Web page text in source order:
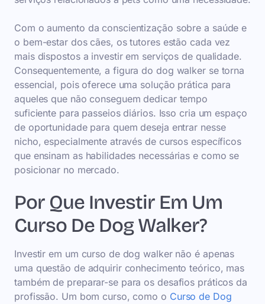
Com o aumento da conscientização sobre a saúde e
o bem-estar dos cães, os tutores estão cada vez
mais dispostos a investir em serviços de qualidade.
Consequentemente, a figura do dog walker se torna
essencial, pois oferece uma solução prática para
aqueles que não conseguem dedicar tempo
suficiente para passeios diários. Isso cria um espaço
de oportunidade para quem deseja entrar nesse
nicho, especialmente através de cursos específicos
que ensinam as habilidades necessárias e como se
posicionar no mercado.
Por Que Investir Em Um
Curso De Dog Walker?
Investir em um curso de dog walker não é apenas
uma questão de adquirir conhecimento teórico, mas
também de preparar-se para os desafios práticos da
profissão. Um bom curso, como o Curso de Dog